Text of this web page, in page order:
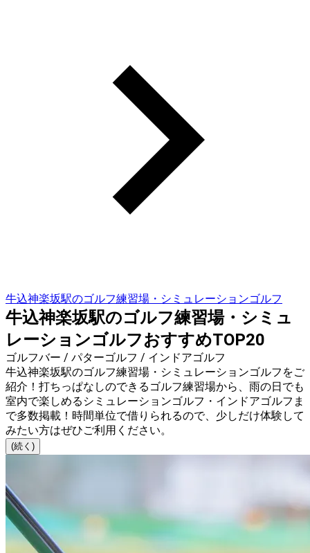
牛込神楽坂駅のゴルフ練習場・シミュレーションゴルフ
牛込神楽坂駅のゴルフ練習場・シミュ
レーションゴルフおすすめTOP20
ゴルフバー / パターゴルフ / インドアゴルフ
牛込神楽坂駅のゴルフ練習場・シミュレーションゴルフをご
紹介！打ちっぱなしのできるゴルフ練習場から、雨の日でも
室内で楽しめるシミュレーションゴルフ・インドアゴルフま
で多数掲載！時間単位で借りられるので、少しだけ体験して
みたい方はぜひご利用ください。
(続く)